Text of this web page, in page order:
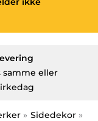
samme eller
Sidedekor